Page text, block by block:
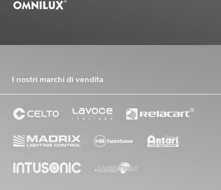
I nostri marchi di vendita